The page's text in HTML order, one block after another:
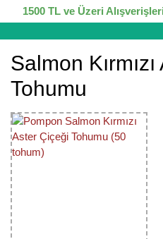
1500 TL ve Üzeri
Salmon
Tohumu